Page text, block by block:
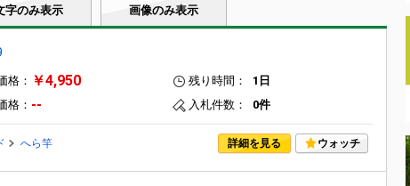
字のみ表示 画像のみ表示
格： ￥4,950
格： --
残り時間：
1日
入札件数：
0件
へら竿 詳細を見る ウォッチ